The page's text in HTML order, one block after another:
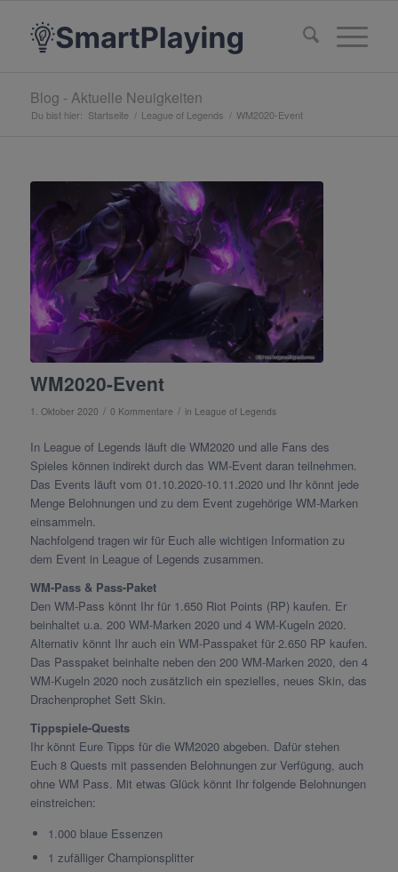
Blog - Aktuelle Neuigkeiten
Du bist hier: Startseite / League of Legends / WM2020-Event
WM2020-Event
1. Oktober 2020 / 0 Kommentare / in League of Legends
In League of Legends läuft die WM2020 und alle Fans des
Spieles können indirekt durch das WM-Event daran teilnehmen.
Das Events läuft vom 01.10.2020-10.11.2020 und Ihr könnt jede
Menge Belohnungen und zu dem Event zugehörige WM-Marken
einsammeln.
Nachfolgend tragen wir für Euch alle wichtigen Information zu
dem Event in League of Legends zusammen.
WM-Pass & Pass-Paket
Den WM-Pass könnt Ihr für 1.650 Riot Points (RP) kaufen. Er
beinhaltet u.a. 200 WM-Marken 2020 und 4 WM-Kugeln 2020.
Alternativ könnt Ihr auch ein WM-Passpaket für 2.650 RP kaufen.
Das Passpaket beinhalte neben den 200 WM-Marken 2020, den 4
WM-Kugeln 2020 noch zusätzlich ein spezielles, neues Skin, das
Drachenprophet Sett Skin.
Tippspiele-Quests
Ihr könnt Eure Tipps für die WM2020 abgeben. Dafür stehen
Euch 8 Quests mit passenden Belohnungen zur Verfügung, auch
ohne WM Pass. Mit etwas Glück könnt Ihr folgende Belohnungen
einstreichen:
1.000 blaue Essenzen
1 zufälliger Championsplitter